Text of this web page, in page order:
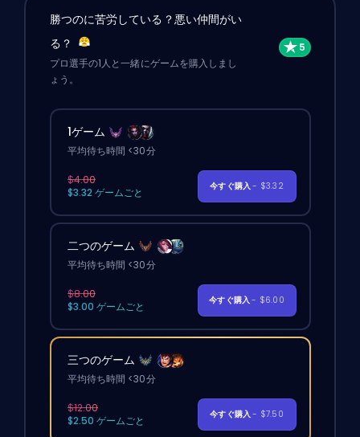
勝つのに苦労している？悪い仲間がい
る？
プロ選手の1人と一緒にゲームを購入しまし
ょう。
1ゲーム
平均待ち時間 <30分
$4.00
$3.32 ゲームごと
今すぐ購入- $3.32
二つのゲーム
平均待ち時間 <30分
$8.00
$3.00 ゲームごと
今すぐ購入- $6.00
三つのゲーム
平均待ち時間 <30分
$12.00
$2.50 ゲームごと
今すぐ購入- $7.50